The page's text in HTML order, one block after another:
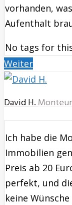
vorhanden,
Aufenthalt
No tags for
Weiter
David H.
Ich habe die
Immobilien
Preis ab 20
perfekt, und
keine